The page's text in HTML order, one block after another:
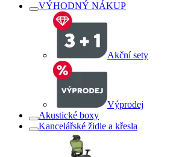
VÝHODNÝ NÁKUP
Akční sety
Výprodej
Akustické boxy
Kancelářské židle a křesla